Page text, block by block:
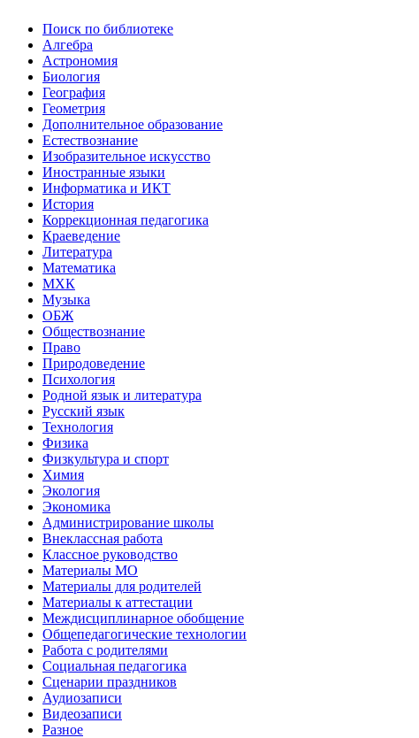
Поиск по библиотеке
Алгебра
Астрономия
Биология
География
Геометрия
Дополнительное образование
Естествознание
Изобразительное искусство
Иностранные языки
Информатика и ИКТ
История
Коррекционная педагогика
Краеведение
Литература
Математика
МХК
Музыка
ОБЖ
Обществознание
Право
Природоведение
Психология
Родной язык и литература
Русский язык
Технология
Физика
Физкультура и спорт
Химия
Экология
Экономика
Администрирование школы
Внеклассная работа
Классное руководство
Материалы МО
Материалы для родителей
Материалы к аттестации
Междисциплинарное обобщение
Общепедагогические технологии
Работа с родителями
Социальная педагогика
Сценарии праздников
Аудиозаписи
Видеозаписи
Разное